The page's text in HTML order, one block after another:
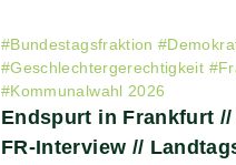
#Bundestagsfraktion #
#Geschlechtergerechtigkeit #
#Kommunalwahl 2026
Endspurt in Frankfurt
FR-Interview //